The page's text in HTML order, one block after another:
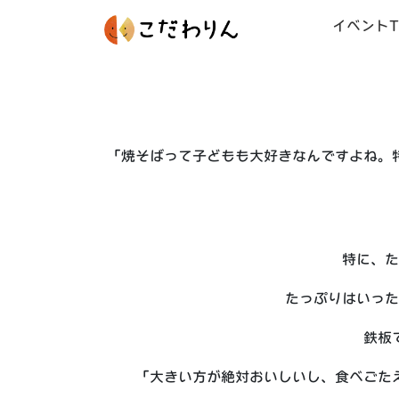
イベント
「焼そばって子どもも大好きなんですよね
特に、
たっぷりはいっ
鉄板
「大きい方が絶対おいしいし、食べご